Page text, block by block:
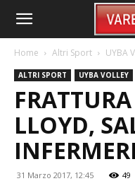
Home Altri Sport UYBA
ALTRI SPORT UYBA VOLLEY
LLOYD,
31 Marzo 2017, 12:45 49